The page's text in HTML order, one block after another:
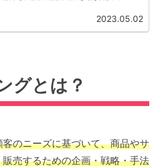
2023.05.02
グとは？
客のニーズに基づいて、商品やサ
売するための企画・戦略・手法